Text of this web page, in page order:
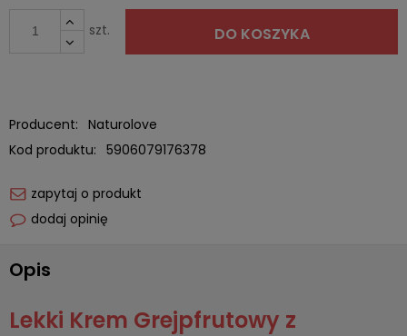
szt. DO KOSZYKA
Producent: Naturolove
Kod produktu: 5906079176378
zapytaj o produkt
dodaj opinię
Opis
Lekki Krem Grejpfrutowy z